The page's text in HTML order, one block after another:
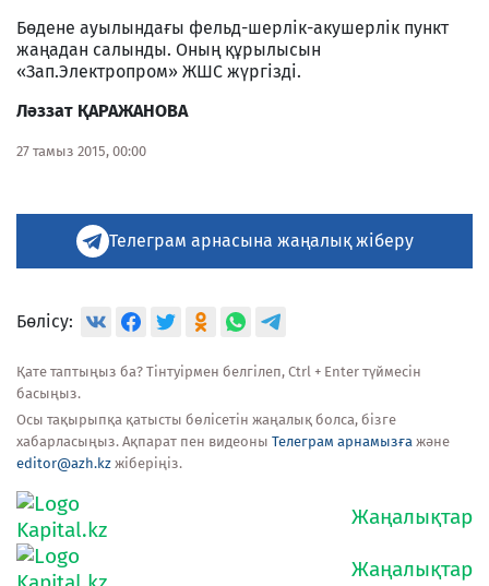
Бөдене ауылындағы фельд-шерлік-акушерлік пункт
жаңадан салынды. Оның құрылысын
«Зап.Электропром» ЖШС жүргізді.
Ләззат ҚАРАЖАНОВА
27 тамыз 2015, 00:00
Телеграм арнасына жаңалық жіберу
Бөлісу:
Қате таптыңыз ба? Тінтуірмен белгілеп, Ctrl + Enter түймесін
басыңыз.
Осы тақырыпқа қатысты бөлісетін жаңалық болса, бізге
хабарласыңыз. Ақпарат пен видеоны Телеграм арнамызға және
editor@azh.kz жіберіңіз.